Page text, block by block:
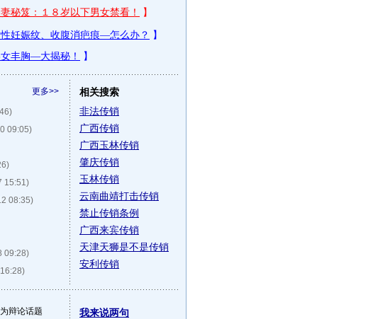
更多>>
09:05)
15:51)
08:35)
09:28)
相关搜索
非法传销
广西传销
广西玉林传销
肇庆传销
玉林传销
云南曲靖打击传销
禁止传销条例
广西来宾传销
天津天狮是不是传销
安利传销
辩论话题 我来说两句